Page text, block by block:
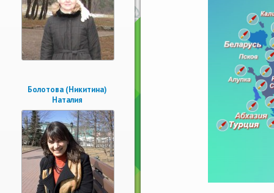
Болотова (Никитина)
Наталия